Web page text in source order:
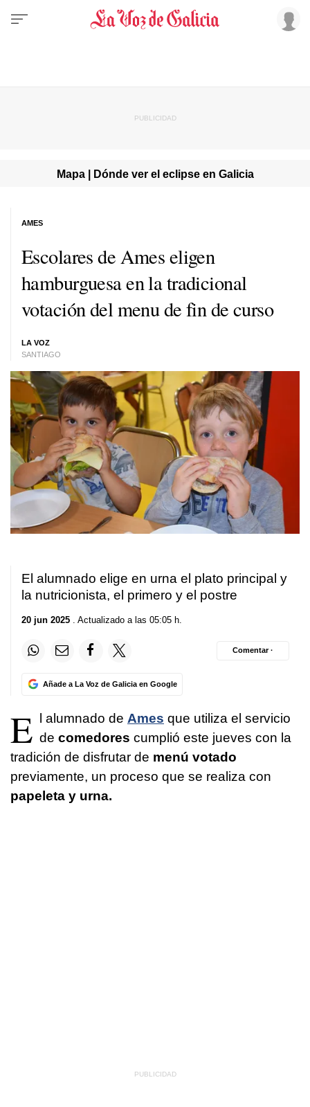
Mapa | Dónde ver el eclipse en Galicia
Escolares de Ames eligen
hamburguesa en la tradicional
votación del menu de fin de curso
LA VOZ
SANTIAGO
AMES
El alumnado elige en urna el plato principal y
la nutricionista, el primero y el postre
20 jun 2025 . Actualizado a las 05:05 h.
Añade a La Voz de Galicia en Google
Comentar ·
E l alumnado de Ames que utiliza el servicio
de comedores cumplió este jueves con la
tradición de disfrutar de menú votado
previamente, un proceso que se realiza con
papeleta y urna.